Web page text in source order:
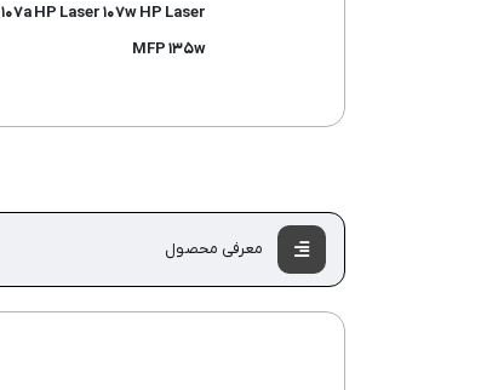
۱۰۷a HP Laser ۱۰۷w HP Laser
MFP ۱۳۵w
معرفی محصول